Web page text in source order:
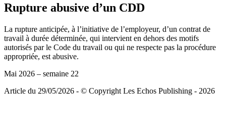
Rupture abusive d’un CDD
La rupture anticipée, à l’initiative de l’employeur, d’un contrat de
travail à durée déterminée, qui intervient en dehors des motifs
autorisés par le Code du travail ou qui ne respecte pas la procédure
appropriée, est abusive.
Mai 2026 – semaine 22
Article du 29/05/2026 - © Copyright Les Echos Publishing - 2026